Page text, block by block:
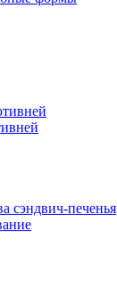
сэндвич-печенья